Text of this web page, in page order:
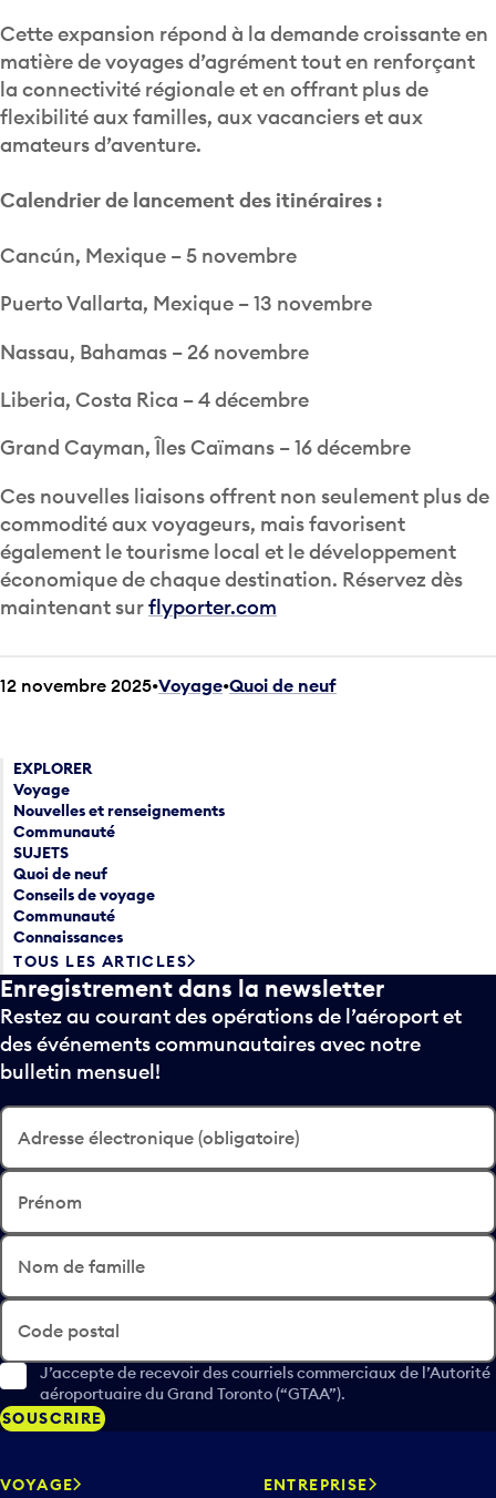
Cette expansion répond à la demande croissante en
matière de voyages d’agrément tout en renforçant
la connectivité régionale et en offrant plus de
flexibilité aux familles, aux vacanciers et aux
amateurs d’aventure.
Calendrier de lancement des itinéraires :
Cancún, Mexique – 5 novembre
Puerto Vallarta, Mexique – 13 novembre
Nassau, Bahamas – 26 novembre
Liberia, Costa Rica – 4 décembre
Grand Cayman, Îles Caïmans – 16 décembre
Ces nouvelles liaisons offrent non seulement plus de
commodité aux voyageurs, mais favorisent
également le tourisme local et le développement
économique de chaque destination. Réservez dès
maintenant surflyporter.com
12 novembre 2025 Voyage•Quoi de neuf
EXPLORER
Voyage
Nouvelles et renseignements
Communauté
SUJETS
Quoi de neuf
Conseils de voyage
Communauté
Connaissances
TOUS LES ARTICLES
Enregistrement dans la newsletter
Restez au courant des opérations de l’aéroport et
des événements communautaires avec notre
bulletin mensuel!
Adresse électronique (obligatoire)
Prénom
Nom de famille
Code postal
J’accepte de recevoir des courriels commerciaux de l’Autorité
aéroportuaire du Grand Toronto (“GTAA”).
SOUSCRIRE
VOYAGE ENTREPRISE